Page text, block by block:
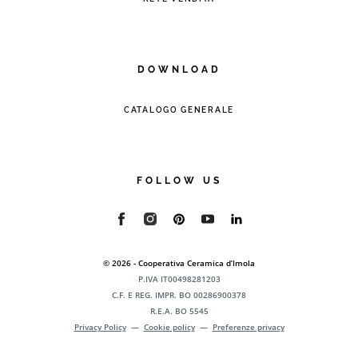
DOWNLOAD
CATALOGO GENERALE
FOLLOW US
© 2026 - Cooperativa Ceramica d’Imola
P.IVA IT00498281203
C.F. E REG. IMPR. BO 00286900378
R.E.A. BO 5545
Privacy Policy— Cookie policy— Preferenze privacy